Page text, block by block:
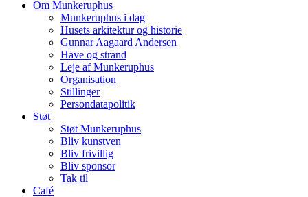
Om Munkeruphus
Munkeruphus i dag
Husets arkitektur og historie
Gunnar Aagaard Andersen
Have og strand
Leje af Munkeruphus
Organisation
Stillinger
Persondatapolitik
Støt
Støt Munkeruphus
Bliv kunstven
Bliv frivillig
Bliv sponsor
Tak til
Café